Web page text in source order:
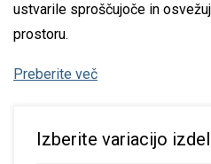
ustvarile sproščujoče in
prostoru.
Preberite več
Izberite variacijo